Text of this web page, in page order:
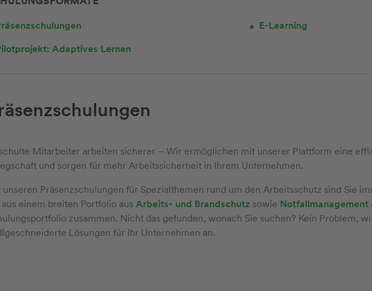
E-Learning
Adaptives Lernen
Mitarbeiter arbeiten sicherer – Wir ermöglichen mit unserer Plattform eine
und sorgen für mehr Arbeitssicherheit in Ihrem Unternehmen.
unseren Präsenzschulungen für Spezialthemen rund um den Arbeitsschutz sind Sie
aus einem breiten Portfolio aus Arbeits- und Brandschutz sowie Notfallmanagement
zusammen. Nicht das gefunden, wonach Sie suchen? Kein Problem,
Lösungen für Ihr Unternehmen an.